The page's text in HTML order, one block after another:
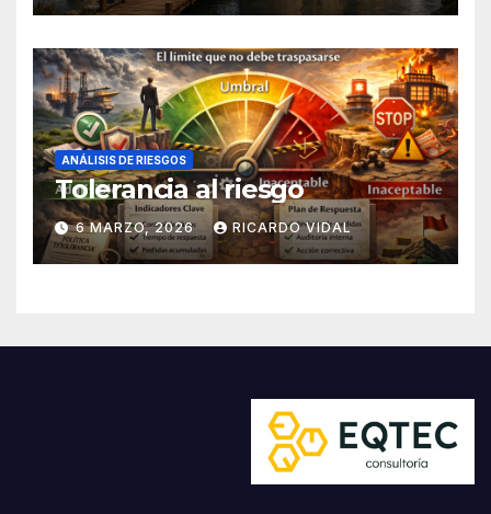
ANÁLISIS DE RIESGOS
Tolerancia al riesgo
6 MARZO, 2026 RICARDO VIDAL